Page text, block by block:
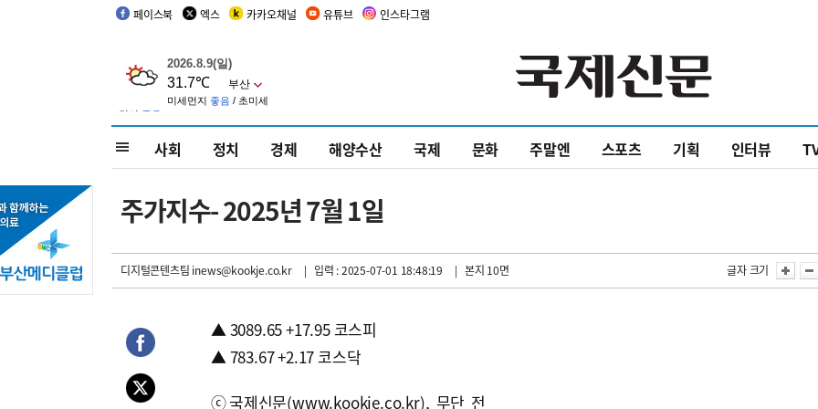
페이스북 엑스 카카오채널 유튜브 인스타그램
사회 정치 경제 해양수산 국제 문화 주말엔 스포츠 기획 인터뷰
주가지수- 2025년 7월 1일
디지털콘텐츠팀 inews@kookje.co.kr | 입력 : 2025-07-01 18:48:19 | 본지 10면 글자 크기
▲ 3089.65 +17.95 코스피
▲ 783.67 +2.17 코스닥
ⓒ국제신문(www.kookje.co.kr), 무단 전